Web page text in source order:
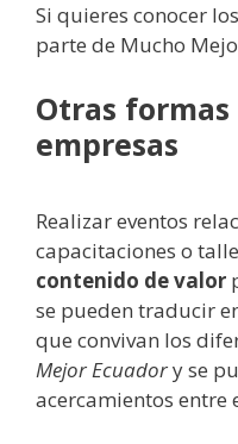
Si quieres conocer
parte de Mucho
Otras
empresas
Realizar eventos
capacitaciones o
contenido de valor
se pueden traducir
que convivan los
Mejor Ecuadory se
acercamientos entre